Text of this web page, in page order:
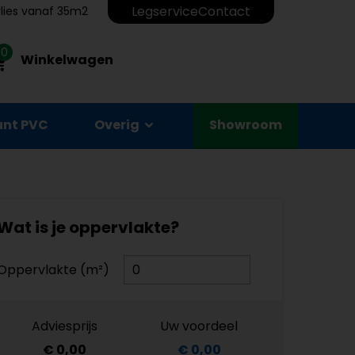
vanaf 35m2 LegserviceContact
0 Winkelwagen
PVC Overig Showroom
is je oppervlakte?
(m²)
Adviesprijs
€ 0,00
Uw voordeel
€ 0,00